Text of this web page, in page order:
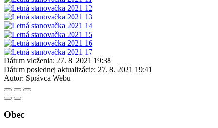
Dátum vloženia: 27. 8. 2021 19:38
Dátum poslednej aktualizácie: 27. 8. 2021 19:41
Autor: Správca Webu
Obec